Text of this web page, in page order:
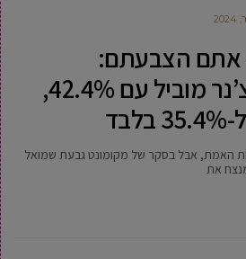
אתם הצבעתם:
לראשונה גל לנצ’נר מוביל עם 42.4%,
האמת, אבל בסקר של מקומונט גבעת שמואל
את